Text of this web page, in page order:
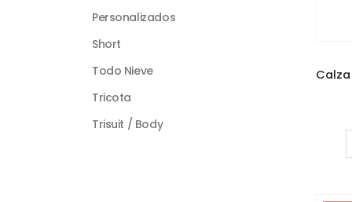
Personalizados
Short
Todo Nieve
Tricota
Trisuit / Body